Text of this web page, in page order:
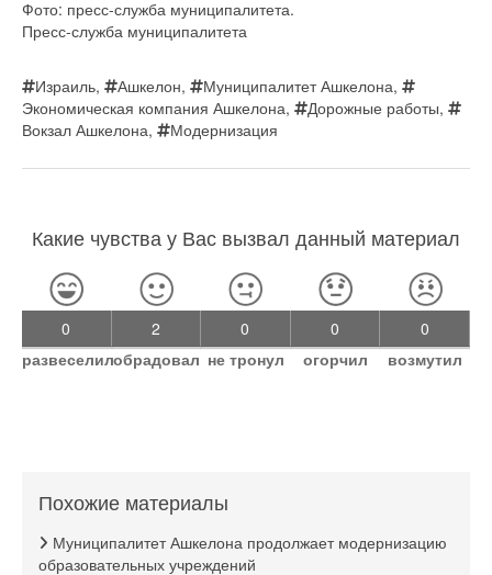
Фото: пресс-служба муниципалитета.
Пресс-служба муниципалитета
Израиль, Ашкелон, Муниципалитет Ашкелона,
Экономическая компания Ашкелона, Дорожные работы,
Вокзал Ашкелона, Модернизация
Какие чувства у Вас вызвал данный материал
0
развеселил
2
обрадовал
0
не тронул
0
огорчил
0
возмутил
Похожие материалы
Муниципалитет Ашкелона продолжает модернизацию
образовательных учреждений